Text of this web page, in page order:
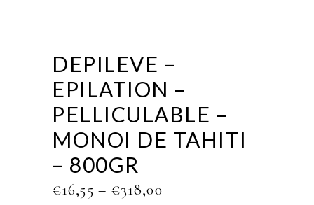
DEPILEVE –
EPILATION –
PELLICULABLE –
MONOI DE TAHITI
– 800GR
€16,55 – €318,00PRICE